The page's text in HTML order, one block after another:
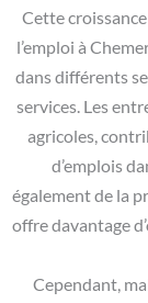
Cette
l’emploi à
dans différents
services. Les
agricoles,
d’emplois
également de la
offre davantage
Cependant,